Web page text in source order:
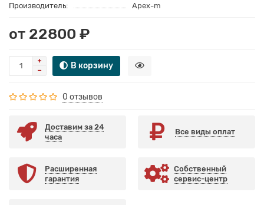
Производитель:
Apex-m
от 22800 ₽
В корзину
0 отзывов
Доставим за 24
часа
Все виды оплат
Расширенная
гарантия
Собственный
сервис-центр